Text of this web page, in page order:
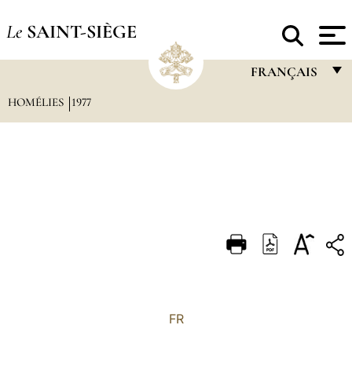
Le SAINT-SIÈGE
FRANÇAIS
DEUTSCH
HOMÉLIES 1977
FR